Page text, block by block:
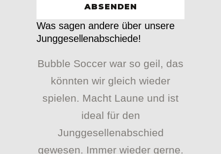
Was sagen andere über unsere
Junggesellenabschiede!
Bubble Soccer war so geil, das
könnten wir gleich wieder
spielen. Macht Laune und ist
ideal für den
Junggesellenabschied
gewesen. Immer wieder gerne.